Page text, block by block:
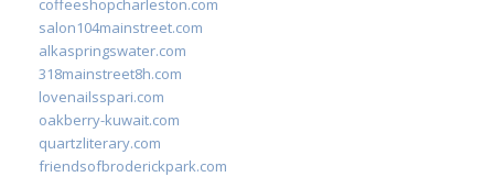
salon104mainstreet.com
alkaspringswater.com
318mainstreet8h.com
lovenailsspari.com
oakberry-kuwait.com
quartzliterary.com
friendsofbroderickpark.com